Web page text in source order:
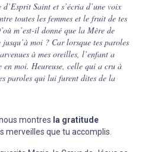
Saint et s’écria d’une voix
toutes les femmes et le fruit de tes
m’est-il donné que la Mère de
jusqu’à moi ? Car lorsque tes paroles
à mes oreilles, l’enfant a
en moi. Heureuse, celle qui a cru à
paroles qui lui furent dites de la
montres la gratitude
merveilles que tu accomplis.